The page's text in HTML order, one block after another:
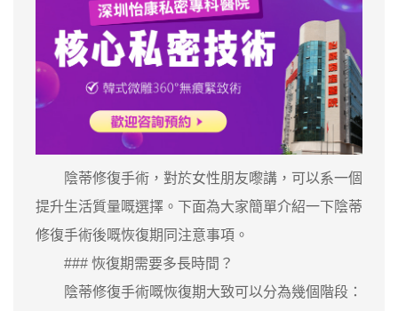
陰蒂修復手術，對於女性朋友嚟講，可以系一個
提升生活質量嘅選擇。下面為大家簡單介紹一下陰蒂
修復手術後嘅恢復期同注意事項。
### 恢復期需要多長時間？
陰蒂修復手術嘅恢復期大致可以分為幾個階段：